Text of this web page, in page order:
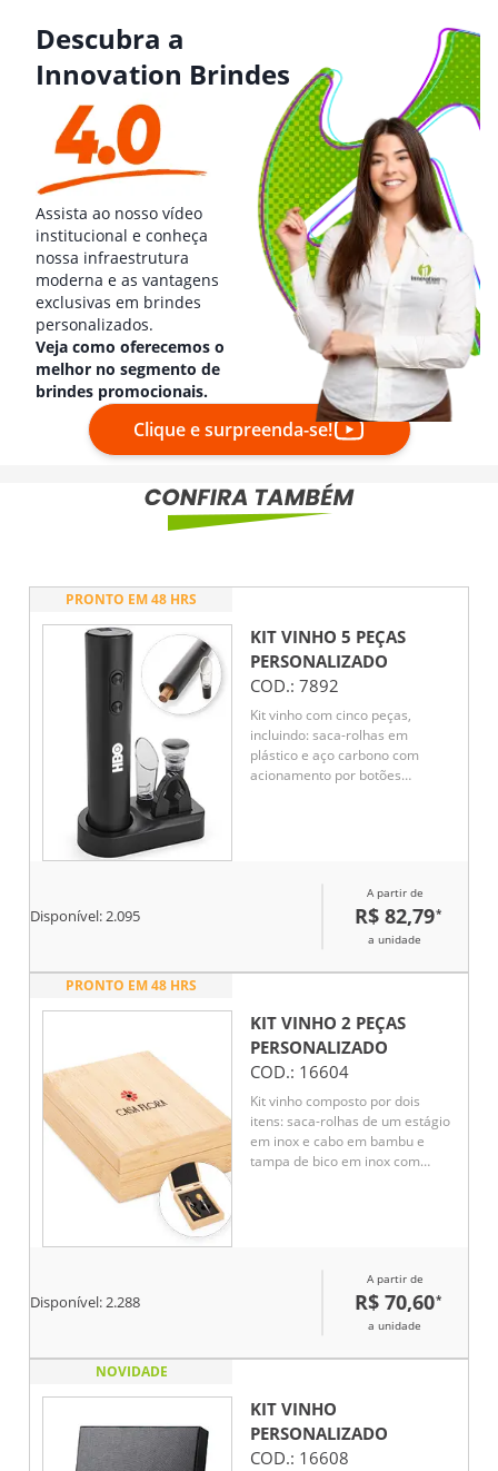
Descubra a
Innovation Brindes
Assista ao nosso vídeo
institucional e conheça
nossa infraestrutura
moderna e as vantagens
exclusivas em brindes
personalizados.
Veja como oferecemos o
melhor no segmento de
brindes promocionais.
Clique e surpreenda-se!
PRONTO EM 48 HRS
KIT VINHO 5 PEÇAS
PERSONALIZADO
COD.: 7892
Kit vinho com cinco peças,
incluindo: saca-rolhas em
plástico e aço carbono com
acionamento por botões
Disponível:2.095
A partir de
R$ 82,79*
a unidade
PRONTO EM 48 HRS
KIT VINHO 2 PEÇAS
PERSONALIZADO
COD.: 16604
Kit vinho composto por dois
itens: saca-rolhas de um estágio
em inox e cabo em bambu e
tampa de bico em inox com
Disponível:2.288
A partir de
R$ 70,60*
a unidade
NOVIDADE
KIT VINHO
PERSONALIZADO
COD.: 16608